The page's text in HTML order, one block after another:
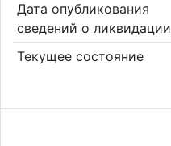
Дата опубликования
сведений о ликвидации
Текущее состояние